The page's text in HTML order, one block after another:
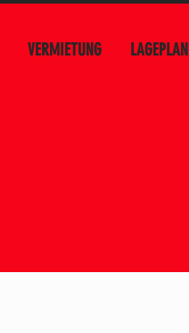
VERMIETUNG LAGEPLAN